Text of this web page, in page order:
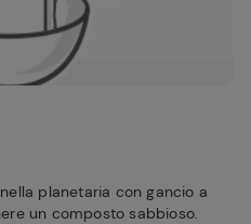
planetaria con gancio a
un composto sabbioso.